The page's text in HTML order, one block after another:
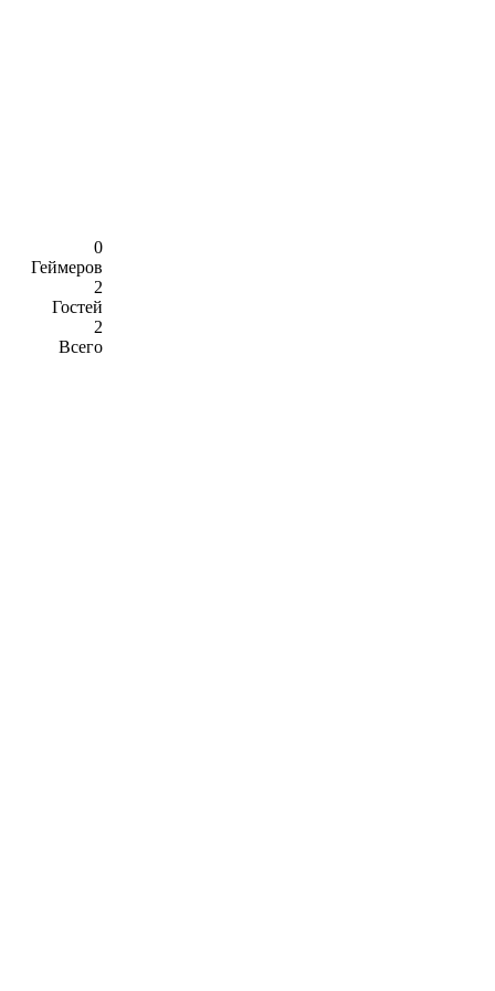
0
Геймеров
2
Гостей
2
Всего